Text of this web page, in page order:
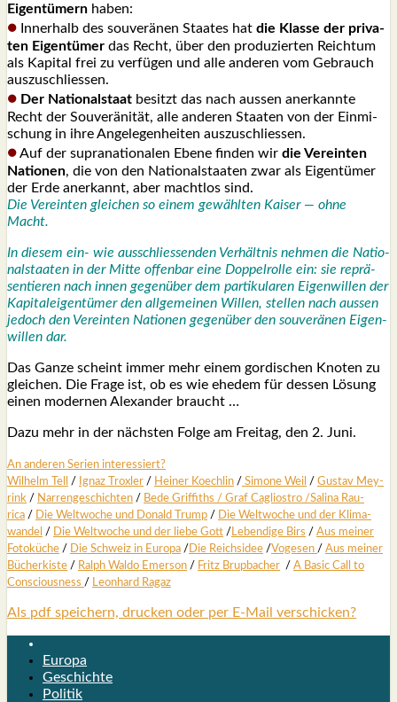
Eigen­tü­mern haben:
● Inner­halb des sou­ve­rä­nen Staa­tes hat die Klas­se der pri­va­
ten Eigen­tü­mer das Recht, über den pro­du­zier­ten Reich­tum
als Kapi­tal frei zu ver­fü­gen und alle ande­ren vom Gebrauch
aus­zu­schlies­sen.
● Der Natio­nal­staat besitzt das nach aus­sen aner­kann­te
Recht der Sou­ve­rä­ni­tät, alle ande­ren Staa­ten von der Ein­mi­
schung in ihre Ange­le­gen­hei­ten aus­zu­schlies­sen.
●Auf der supra­na­tio­na­len Ebe­ne fin­den wir die Ver­ein­ten
Natio­nen, die von den Natio­nal­staa­ten zwar als Eigen­tü­mer
der Erde aner­kannt, aber macht­los sind.
Die Ver­ein­ten glei­chen so einem gewähl­ten Kai­ser — ohne
Macht.
In die­sem ein- wie aus­schlies­sen­den Ver­hält­nis neh­men die Natio­
nal­staa­ten in der Mit­te offen­bar eine Dop­pel­rol­le ein: sie reprä­
sen­tie­ren nach innen gegen­über dem par­ti­ku­la­ren Eigen­wil­len der
Kapi­tal­ei­gen­tü­mer den all­ge­mei­nen Wil­len, stel­len nach aus­sen
jedoch den Ver­ein­ten Natio­nen gegen­über den sou­ve­rä­nen Eigen­
wil­len dar.
Das Gan­ze scheint immer mehr einem gor­di­schen Kno­ten zu
glei­chen. Die Fra­ge ist, ob es wie ehe­dem für des­sen Lösung
einen moder­nen Alex­an­der braucht …
Dazu mehr in der nächs­ten Fol­ge am Frei­tag, den 2. Juni.
An ande­ren Seri­en inter­es­siert?
Wil­helm Tell
/ Ignaz Trox­ler / Hei­ner Koech­lin / Simo­ne Weil / Gus­tav Mey­
rink / Nar­ren­ge­schich­ten / Bede Grif­fiths / Graf Cagli­os­tro /Sali­na Rau­
rica / Die Welt­wo­che und Donald Trump / Die Welt­wo­che und der Kli­ma­
wan­del / Die Welt­wo­che und der lie­be Gott /Leben­di­ge Birs / Aus mei­ner
Foto­kü­che / Die Schweiz in Euro­pa /Die Reichs­idee /Voge­sen / Aus mei­ner
Bücher­kis­te / Ralph Wal­do Emer­son / Fritz Brup­ba­cher / A Basic Call to
Con­scious­ness / Leon­hard Ragaz
Als pdf speichern, drucken oder per E-Mail verschicken?
Europa
Geschichte
Politik